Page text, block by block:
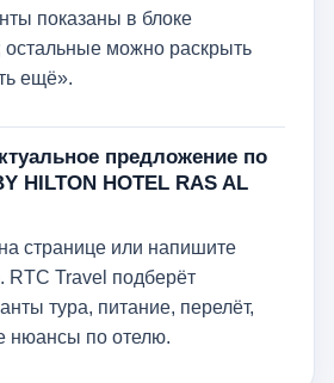
показаны в блоке
можно раскрыть
ещё».
предложение по
HILTON HOTEL RAS AL
странице или напишите
RTC Travel подберёт
тура, питание, перелёт,
нюансы по отелю.